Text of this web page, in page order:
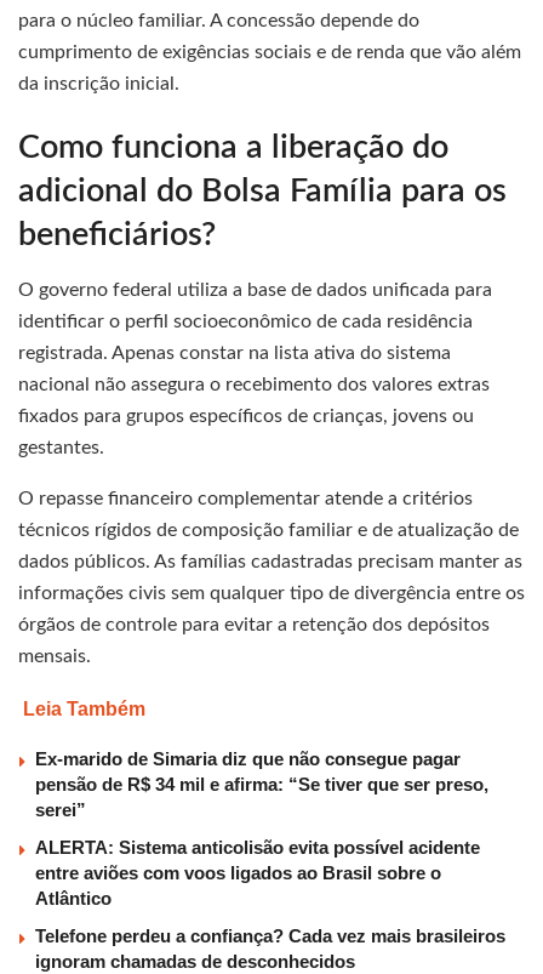
para o núcleo familiar. A concessão depende do
cumprimento de exigências sociais e de renda que vão além
da inscrição inicial.
Como funciona a liberação do
adicional do Bolsa Família para os
beneficiários?
O governo federal utiliza a base de dados unificada para
identificar o perfil socioeconômico de cada residência
registrada. Apenas constar na lista ativa do sistema
nacional não assegura o recebimento dos valores extras
fixados para grupos específicos de crianças, jovens ou
gestantes.
O repasse financeiro complementar atende a critérios
técnicos rígidos de composição familiar e de atualização de
dados públicos. As famílias cadastradas precisam manter as
informações civis sem qualquer tipo de divergência entre os
órgãos de controle para evitar a retenção dos depósitos
mensais.
Leia Também
Ex-marido de Simaria diz que não consegue pagar
pensão de R$ 34 mil e afirma: “Se tiver que ser preso,
serei”
ALERTA: Sistema anticolisão evita possível acidente
entre aviões com voos ligados ao Brasil sobre o
Atlântico
Telefone perdeu a confiança? Cada vez mais brasileiros
ignoram chamadas de desconhecidos